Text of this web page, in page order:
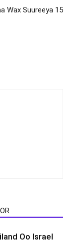
Wax Suureeya 15
Oo Israel